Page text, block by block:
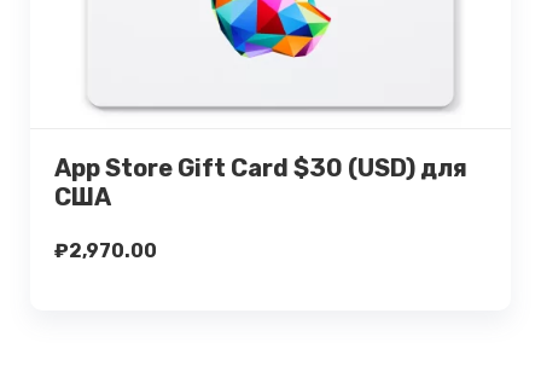
App Store Gift Card $30 (USD) для
США
₽2,970.00
Подробнее